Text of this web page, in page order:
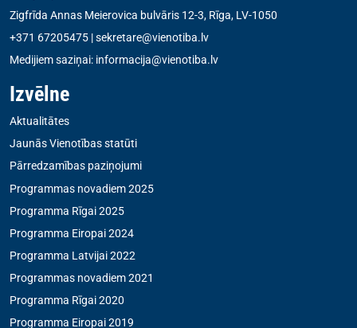
Zigfrīda Annas Meierovica bulvāris 12-3, Rīga, LV-1050
+371 67205475 |sekretare@vienotiba.lv
Medijiem saziņai: informacija@vienotiba.lv
Izvēlne
Aktualitātes
Jaunās Vienotības statūti
Pārredzamības paziņojumi
Programmas novadiem 2025
Programma Rīgai 2025
Programma Eiropai 2024
Programma Latvijai 2022
Programmas novadiem 2021
Programma Rīgai 2020
Programma Eiropai 2019